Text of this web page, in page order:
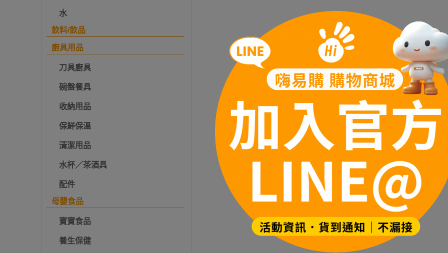
水
飲料/飲品
廚具用品
刀具廚具
碗盤餐具
收納用品
保鮮保溫
清潔用品
水杯／茶酒具
配件
母嬰食品
寶寶食品
養生保健